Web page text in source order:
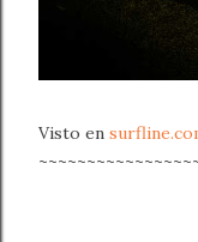
Visto en